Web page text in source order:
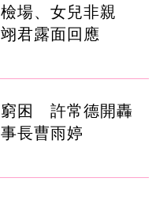
場、女兒非親
君露面回應
窮困 許常德開轟
長曹雨婷